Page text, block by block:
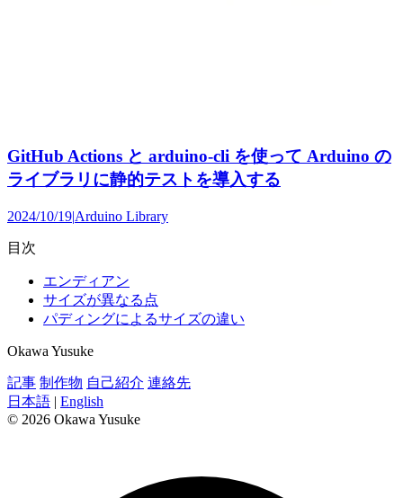
GitHub Actions と arduino-cli を使って Arduino の
ライブラリに静的テストを導入する
2024/10/19|Arduino Library
目次
エンディアン
サイズが異なる点
パディングによるサイズの違い
Okawa Yusuke
記事 制作物 自己紹介 連絡先
日本語 | English
© 2026 Okawa Yusuke